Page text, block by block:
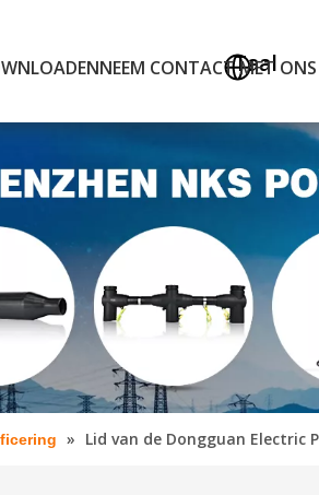
NEEM CONTACT MET
Taal
» Lid van de Dongguan Electric